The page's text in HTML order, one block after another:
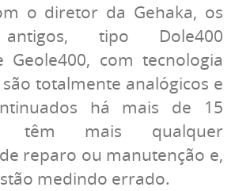
o diretor da Gehaka, os
antigos, tipo Dole400
Geole400, com tecnologia
totalmente analógicos e
há mais de 15
têm mais qualquer
reparo ou manutenção e,
medindo errado.